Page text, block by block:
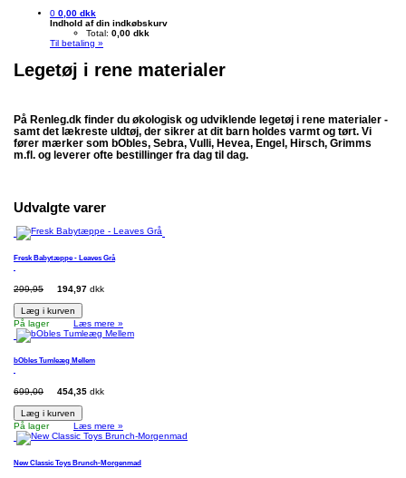
0 0,00 dkk
Indhold af din indkøbskurv
Total: 0,00 dkk
Til betaling »
Legetøj i rene materialer
På Renleg.dk finder du økologisk og udviklende legetøj i rene materialer -
samt det lækreste uldtøj, der sikrer at dit barn holdes varmt og tørt. Vi
fører mærker som bObles, Sebra, Vulli, Hevea, Engel, Hirsch, Grimms
m.fl. og leverer ofte bestillinger fra dag til dag.
Udvalgte varer
Fresk Babytæppe - Leaves Grå
299,95 194,97 dkk
Læg i kurven
På lager
Læs mere »
bObles Tumleæg Mellem
699,00 454,35 dkk
Læg i kurven
På lager
Læs mere »
New Classic Toys Brunch-Morgenmad